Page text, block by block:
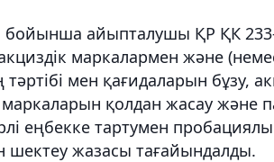
бойынша айыпталушы ҚР ҚК
маркалармен және
тәртiбi мен қағидаларын бұзу,
қолдан жасау және
еңбекке тартумен
шектеу жазасы тағайындалды.